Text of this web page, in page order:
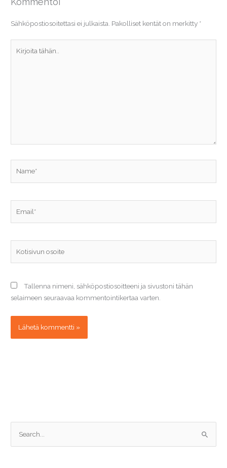
Sähköpostiosoitettasi ei julkaista. Pakolliset kentät on merkitty *
tähän..
Tallenna nimeni, sähköpostiosoitteeni ja sivustoni tähän
selaimeen seuraavaa kommentointikertaa varten.